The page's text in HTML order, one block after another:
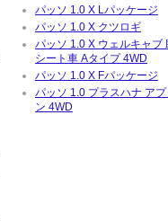
パッソ 1.0 X Lパッケージ
パッソ 1.0 X クツロギ
パッソ 1.0 X ウェルキャブ
シート車 Aタイプ 4WD
パッソ 1.0 X Fパッケージ
パッソ 1.0 プラスハナ ア
ン 4WD